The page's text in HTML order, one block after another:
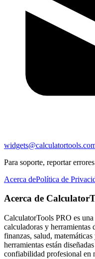
Para soporte, reportar
Acerca dePolítica de
Acerca de
CalculatorTools PRO es
calculadoras y herramientas
finanzas, salud,
herramientas están
confiabilidad profesional en